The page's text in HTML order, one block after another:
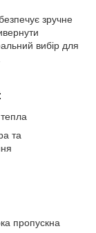
зручне
вибір для
та
пропускна